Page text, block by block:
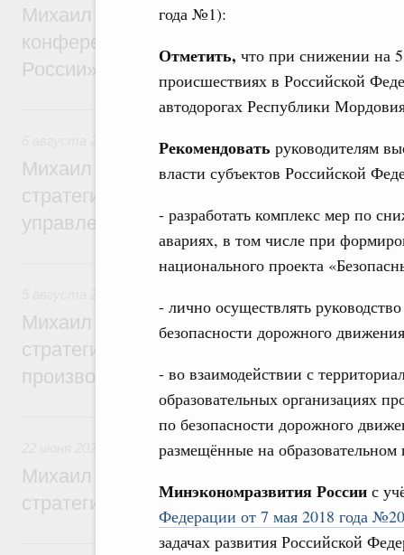
года №1):
Отметить, что при снижении на
происшествиях в Российской
автодорогах Республики
Рекомендовать руководителям
власти субъектов Российской
- разработать комплекс мер по
авариях, в том числе при
национального проекта
- лично осуществлять
безопасности дорожного
- во взаимодействии с
образовательных организациях
по безопасности дорожного
размещённые на образовательном
Минэкономразвития России с
Федерации от 7 мая 2018 года
задачах развития Российской
Михаил Мишустин дал поручения по
конференции «Цифровая индустрия
России»
6 августа, четверг
Технологическое развитие. Инновации
Михаил Мишустин дал поручения по
стратегической сессии о
управления научно-технологическим
5 августа, среда
Михаил Мишустин дал поручения по
стратегической сессии, посвящённой
производительности труда
Отрасль информационных технологий
Михаил Мишустин дал поручения по
стратегической сессии по развитию
6 июня, суббота